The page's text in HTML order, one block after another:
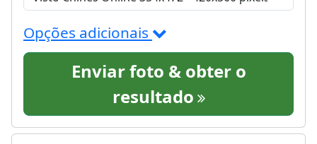
Opções adicionais
Enviar foto & obter o
resultado